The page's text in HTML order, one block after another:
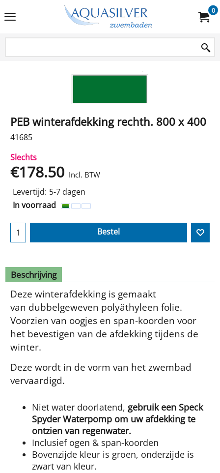
0
PEB winterafdekking rechth. 800 x 400
41685
Slechts
€178.50 Incl. BTW
Levertijd: 5-7 dagen
In voorraad
Bestel
Beschrijving
Deze winterafdekking is gemaakt
van dubbelgeweven polyäthyleen folie.
Voorzien van oogjes en span-koorden voor
het bevestigen van de afdekking tijdens de
winter.
Deze wordt in de vorm van het zwembad
vervaardigd.
Niet water doorlatend, gebruik een Speck
Spyder Waterpomp om uw afdekking te
ontzien van regenwater.
Inclusief ogen & span-koorden
Bovenzijde kleur is groen, onderzijde is
zwart van kleur.